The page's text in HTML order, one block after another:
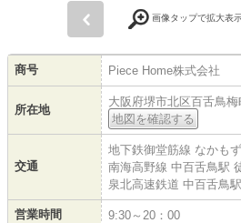
画像タップで拡大表
商号 Piece Home株式会社
所在地
大阪府堺市北区百舌鳥
地図を確認する
交通
地下鉄御堂筋線 なかも
南海高野線 中百舌鳥駅
泉北高速鉄道 中百舌鳥
営業時間 9:30～20：00